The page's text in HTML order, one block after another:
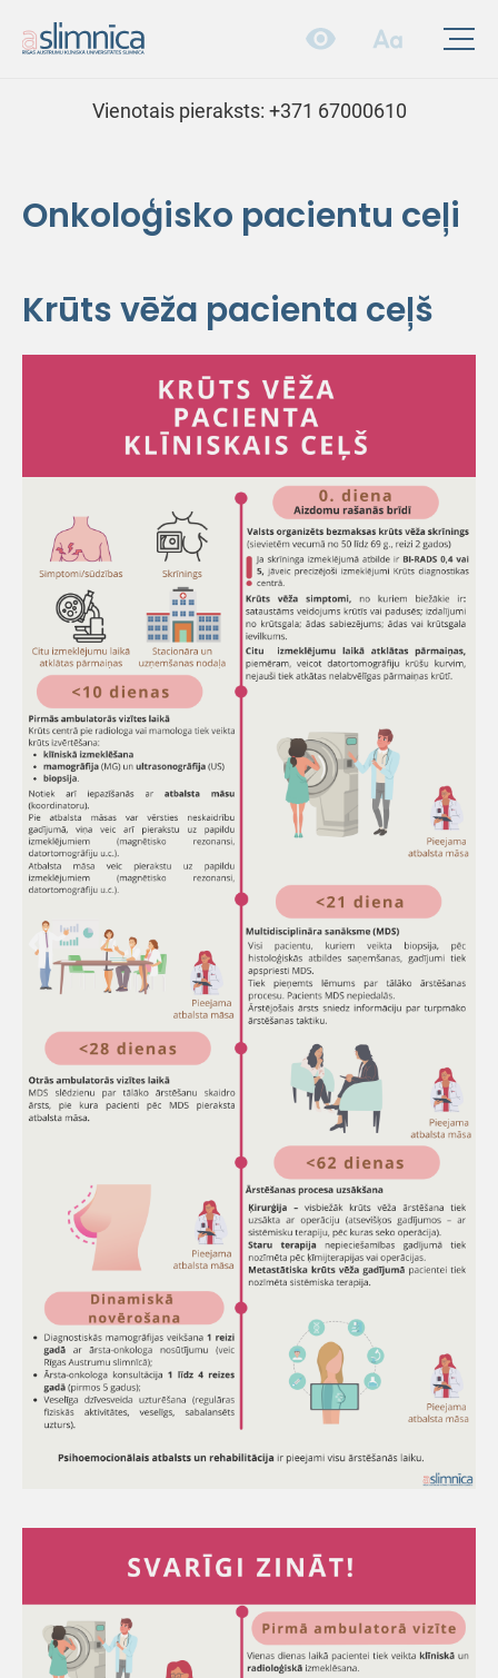
Vienotais pieraksts: +371 67000610
Onkoloģisko pacientu ceļi
Krūts vēža pacienta ceļš